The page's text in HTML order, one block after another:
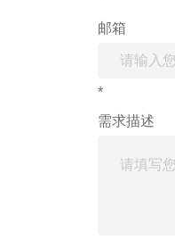
邮箱
*
需求描述